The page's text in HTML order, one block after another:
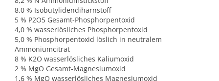
8,0 % Isobutylidendiharnstoff
5 % P2O5 Gesamt-Phosphorpentoxid
4,0 % wasserlösliches Phosphorpentoxid
5,0 % Phosphorpentoxid löslich in neutralem
Ammoniumcitrat
8 % K2O wasserlösliches Kaliumoxid
2 % MgO Gesamt-Magnesiumoxid
1,6 % MgO wasserlösliches Magnesiumoxid